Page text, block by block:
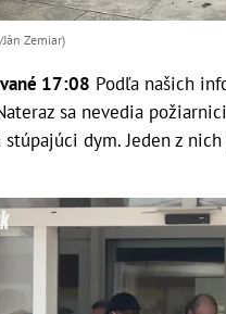
Zemiar)
17:08 Podľa našich
sa nevedia
dym. Jeden z